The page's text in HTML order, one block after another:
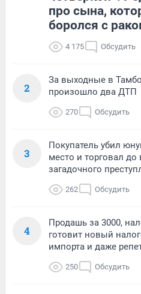
про сына,
боролся с
4 175 Обсудить
2
За выходные в
произошло два ДТП
270 Обсудить
3
Покупатель убил
место и торговал до
загадочного
262 Обсудить
4
Продашь за 3000,
готовит новый
импорта и даже
250 Обсудить